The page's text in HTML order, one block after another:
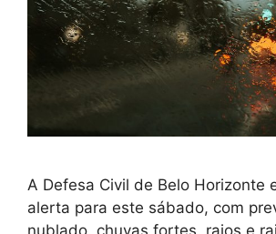
A Defesa Civil de Belo Horizonte
alerta para este sábado, com
nublado, chuvas fortes, raios e